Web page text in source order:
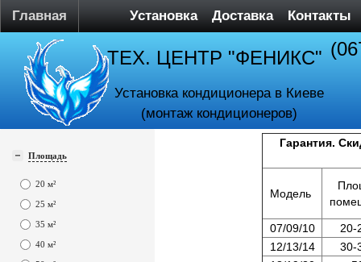
Главная Установка Доставка Контакты
ТЕХ. ЦЕНТР "ФЕНИКС"
Установка кондиционера в Киеве
(монтаж кондиционеров)
Площадь
20 м²
25 м²
35 м²
40 м²
Гарантия.
Модель
07/09/10
20-
12/13/14
30-